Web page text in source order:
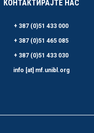
КОНТАКТИРАЈТЕ НАС
+ 387 (0)51 433 000
+ 387 (0)51 465 085
+ 387 (0)51 433 030
info [at] mf.unibl.org